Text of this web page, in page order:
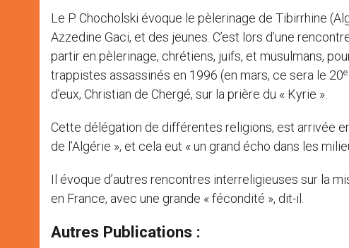
Le P. Chocholski évoque le pèlerinage de Tibirrhine
Azzedine Gaci, et des jeunes. C’est lors d’une
partir en pèlerinage, chrétiens, juifs, et musulmans,
trappistes assassinés en 1996 (en mars, ce sera le 20e
d’eux, Christian de Chergé, sur la prière du « Kyrie ».
Cette délégation de différentes religions, est arrivée
de l’Algérie », et cela eut « un grand écho dans les
Il évoque d’autres rencontres interreligieuses sur la
en France, avec une grande « fécondité », dit-il.
Autres Publications :